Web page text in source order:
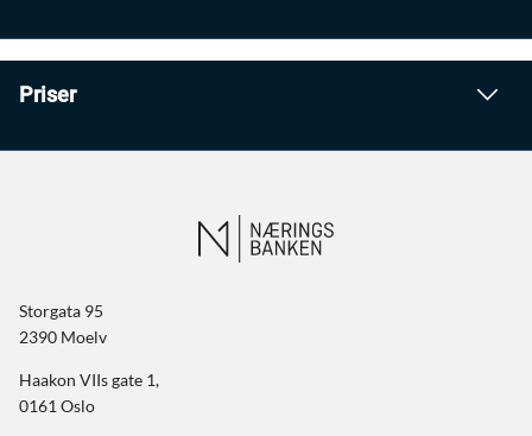
Priser
Storgata 95
2390 Moelv
Haakon VIIs gate 1,
0161 Oslo